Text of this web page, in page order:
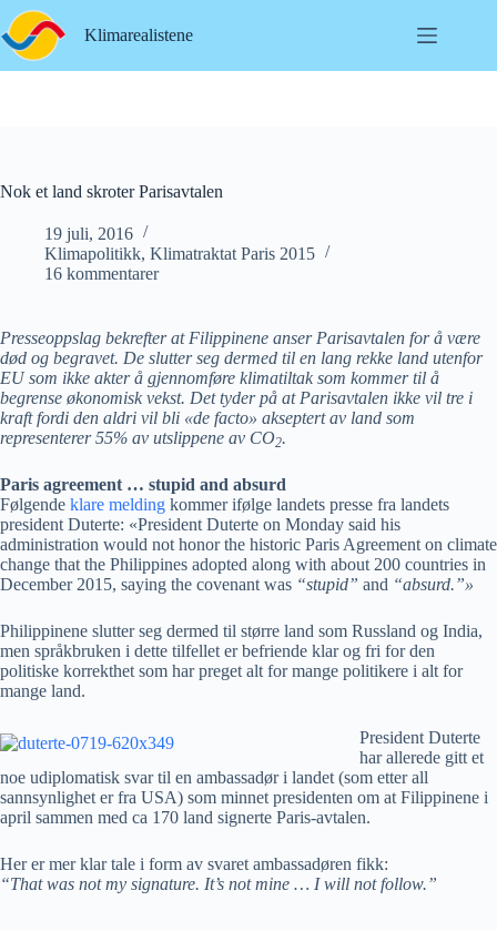
Hopp
til
innholdet
Klimarealistene
Nok et land skroter Parisavtalen
19 juli, 2016
Klimapolitikk, Klimatraktat Paris 2015
16 kommentarer
Presseoppslag bekrefter at Filippinene anser Parisavtalen for å være
død og begravet. De slutter seg dermed til en lang rekke land utenfor
EU som ikke akter å gjennomføre klimatiltak som kommer til å
begrense økonomisk vekst. Det tyder på at Parisavtalen ikke vil tre i
kraft fordi den aldri vil bli «de facto» akseptert av land som
representerer 55% av utslippene av CO2.
Paris agreement … stupid and absurd
Følgende klare melding kommer ifølge landets presse fra landets
president Duterte: «President Duterte on Monday said his
administration would not honor the historic Paris Agreement on climate
change that the Philippines adopted along with about 200 countries in
December 2015, saying the covenant was “stupid” and “absurd.”»
Philippinene slutter seg dermed til større land som Russland og India,
men språkbruken i dette tilfellet er befriende klar og fri for den
politiske korrekthet som har preget alt for mange politikere i alt for
mange land.
President Duterte
har allerede gitt et
noe udiplomatisk svar til en ambassadør i landet (som etter all
sannsynlighet er fra USA) som minnet presidenten om at Filippinene i
april sammen med ca 170 land signerte Paris-avtalen.
Her er mer klar tale i form av svaret ambassadøren fikk:
“That was not my signature. It’s not mine … I will not follow.”